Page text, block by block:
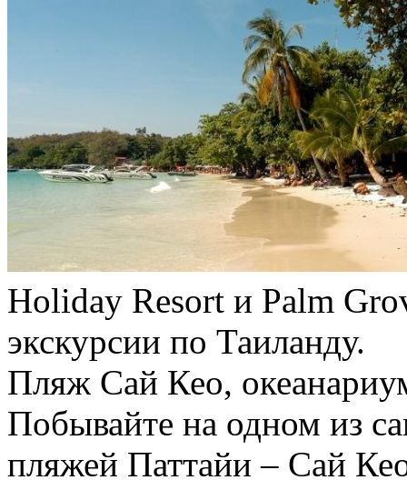
Holiday Resort и Palm
экскурсии по Таиланду.
Пляж Сай Кео,
Побывайте на одном из
пляжей Паттайи – Сай